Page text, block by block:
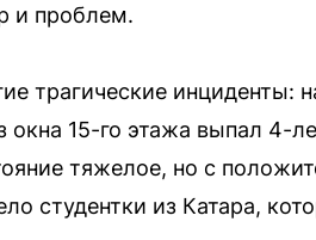
и проблем.
трагические
15-го этажа выпал 4-
тяжелое, но с
студентки из Катара,